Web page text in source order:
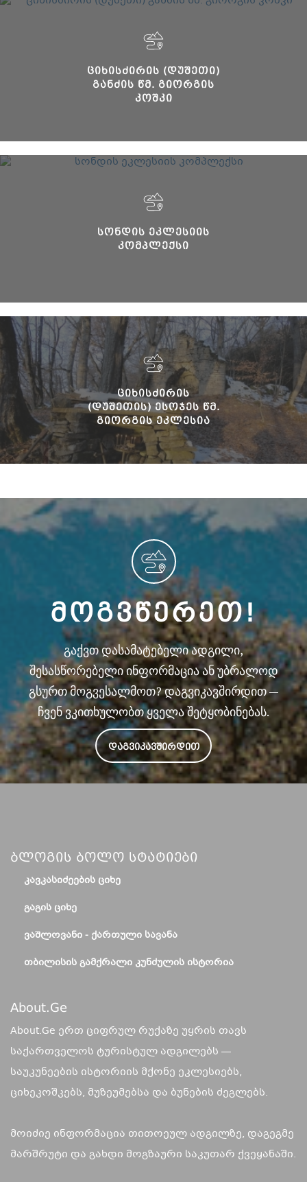
ᲪᲘᲮᲘᲡᲫᲘᲠᲘᲡ (ᲓᲣᲨᲔᲗᲘ)
ᲒᲐᲜᲫᲘᲡ ᲬᲛ. ᲒᲘᲝᲠᲒᲘᲡ
ᲙᲝᲨᲙᲘ
ᲡᲝᲜᲓᲘᲡ ᲔᲙᲚᲔᲡᲘᲘᲡ
ᲙᲝᲛᲞᲚᲔᲥᲡᲘ
ᲪᲘᲮᲘᲡᲫᲘᲠᲘᲡ
(ᲓᲣᲨᲔᲗᲘᲡ) ᲔᲡᲝᲯᲔᲡ ᲬᲛ.
ᲒᲘᲝᲠᲒᲘᲡ ᲔᲙᲚᲔᲡᲘᲐ
ᲛᲝᲒᲕᲬᲔᲠᲔᲗ!
გაქვთ დასამატებელი ადგილი,
შესასწორებელი ინფორმაცია ან უბრალოდ
გსურთ მოგვესალმოთ? დაგვიკავშირდით —
ჩვენ ვკითხულობთ ყველა შეტყობინებას.
ᲓᲐᲒᲕᲘᲙᲐᲕᲨᲘᲠᲓᲘᲗ
Ბლოგის Ბოლო Სტატიები
ᲙᲐᲕᲙᲐᲡᲘᲫᲔᲔᲑᲘᲡ ᲪᲘᲮᲔ
ᲒᲐᲒᲘᲡ ᲪᲘᲮᲔ
ᲕᲐᲨᲚᲝᲕᲐᲜᲘ - ᲥᲐᲠᲗᲣᲚᲘ ᲡᲐᲕᲐᲜᲐ
ᲗᲑᲘᲚᲘᲡᲘᲡ ᲒᲐᲛᲥᲠᲐᲚᲘ ᲙᲣᲜᲫᲣᲚᲘᲡ ᲘᲡᲢᲝᲠᲘᲐ
About.ge
About.Ge ერთ ციფრულ რუქაზე უყრის თავს
საქართველოს ტურისტულ ადგილებს —
საუკუნეების ისტორიის მქონე ეკლესიებს,
ციხეკოშკებს, მუზეუმებსა და ბუნების ძეგლებს.
მოიძიე ინფორმაცია თითოეულ ადგილზე, დაგეგმე
მარშრუტი და გახდი მოგზაური საკუთარ ქვეყანაში.